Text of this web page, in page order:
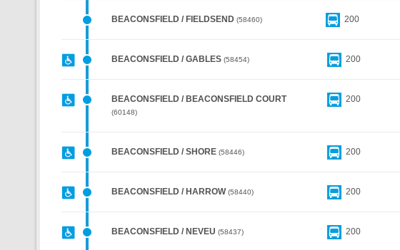
BEACONSFIELD / FIELDSEND 58460 200
BEACONSFIELD / GABLES 58454 200
BEACONSFIELD / BEACONSFIELD COURT
60148
200
BEACONSFIELD / SHORE 58446 200
BEACONSFIELD / HARROW 58440 200
BEACONSFIELD / NEVEU 58437 200